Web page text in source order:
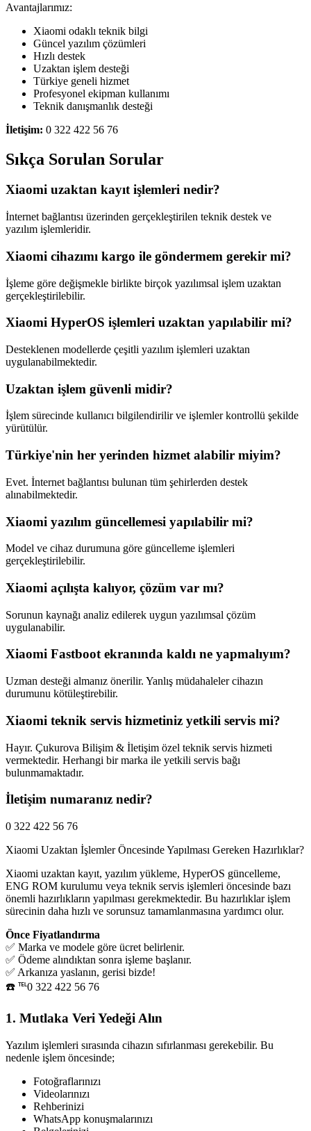
Avantajlarımız:
Xiaomi odaklı teknik bilgi
Güncel yazılım çözümleri
Hızlı destek
Uzaktan işlem desteği
Türkiye geneli hizmet
Profesyonel ekipman kullanımı
Teknik danışmanlık desteği
İletişim: 0 322 422 56 76
Sıkça Sorulan Sorular
Xiaomi uzaktan kayıt işlemleri nedir?
İnternet bağlantısı üzerinden gerçekleştirilen teknik destek ve
yazılım işlemleridir.
Xiaomi cihazımı kargo ile göndermem gerekir mi?
İşleme göre değişmekle birlikte birçok yazılımsal işlem uzaktan
gerçekleştirilebilir.
Xiaomi HyperOS işlemleri uzaktan yapılabilir mi?
Desteklenen modellerde çeşitli yazılım işlemleri uzaktan
uygulanabilmektedir.
Uzaktan işlem güvenli midir?
İşlem sürecinde kullanıcı bilgilendirilir ve işlemler kontrollü şekilde
yürütülür.
Türkiye'nin her yerinden hizmet alabilir miyim?
Evet. İnternet bağlantısı bulunan tüm şehirlerden destek
alınabilmektedir.
Xiaomi yazılım güncellemesi yapılabilir mi?
Model ve cihaz durumuna göre güncelleme işlemleri
gerçekleştirilebilir.
Xiaomi açılışta kalıyor, çözüm var mı?
Sorunun kaynağı analiz edilerek uygun yazılımsal çözüm
uygulanabilir.
Xiaomi Fastboot ekranında kaldı ne yapmalıyım?
Uzman desteği almanız önerilir. Yanlış müdahaleler cihazın
durumunu kötüleştirebilir.
Xiaomi teknik servis hizmetiniz yetkili servis mi?
Hayır. Çukurova Bilişim & İletişim özel teknik servis hizmeti
vermektedir. Herhangi bir marka ile yetkili servis bağı
bulunmamaktadır.
İletişim numaranız nedir?
0 322 422 56 76
Xiaomi Uzaktan İşlemler Öncesinde Yapılması Gereken Hazırlıklar?
Xiaomi uzaktan kayıt, yazılım yükleme, HyperOS güncelleme,
ENG ROM kurulumu veya teknik servis işlemleri öncesinde bazı
önemli hazırlıkların yapılması gerekmektedir. Bu hazırlıklar işlem
sürecinin daha hızlı ve sorunsuz tamamlanmasına yardımcı olur.
Önce Fiyatlandırma
✅ Marka ve modele göre ücret belirlenir.
✅ Ödeme alındıktan sonra işleme başlanır.
✅ Arkanıza yaslanın, gerisi bizde!
☎️ ℡0 322 422 56 76
1. Mutlaka Veri Yedeği Alın
Yazılım işlemleri sırasında cihazın sıfırlanması gerekebilir. Bu
nedenle işlem öncesinde;
Fotoğraflarınızı
Videolarınızı
Rehberinizi
WhatsApp konuşmalarınızı